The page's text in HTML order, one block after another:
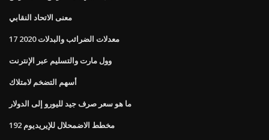
معنى الاتحاد النقابي
معدلات الضرائب والبدلات 2020 17
وول مارت والتسليم عبر الإنترنت
أسهم التضخم لامتلاك
ما هو سعر صرف جيد لليورو إلى الدولار
مخطط الاضمحلال للإيريديوم 192